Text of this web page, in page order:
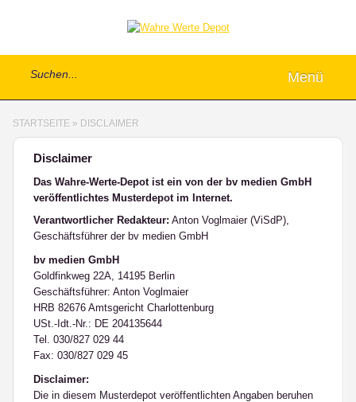
Menü
STARTSEITE » DISCLAIMER
Disclaimer
Das Wahre-Werte-Depot ist ein von der bv medien GmbH
veröffentlichtes Musterdepot im Internet.
Verantwortlicher Redakteur: Anton Voglmaier (ViSdP),
Geschäftsführer der bv medien GmbH
bv medien GmbH
Goldfinkweg 22A, 14195 Berlin
Geschäftsführer: Anton Voglmaier
HRB 82676 Amtsgericht Charlottenburg
USt.-Idt.-Nr.: DE 204135644
Tel. 030/827 029 44
Fax: 030/827 029 45
Disclaimer:
Die in diesem Musterdepot veröffentlichten Angaben beruhen